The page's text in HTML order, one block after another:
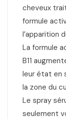
cheveux
formule
l’apparition
La formule
B11
leur état en
la zone du
Le spray
seulement